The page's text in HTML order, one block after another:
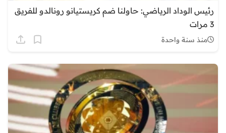
رئيس الوداد الرياضي: حاولنا ضم كريستيانو رونالدو للفريق
3 مرات
منذ سنة واحدة